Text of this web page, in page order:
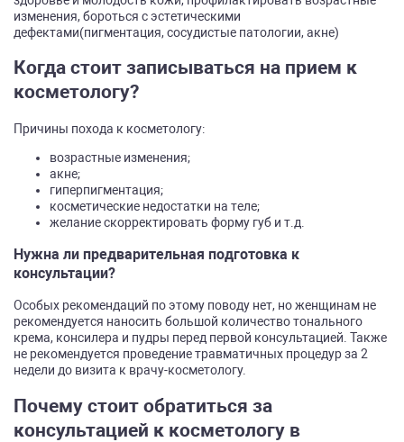
изменения, бороться с эстетическими
дефектами(пигментация, сосудистые патологии, акне)
Когда стоит записываться на прием к
косметологу?
Причины похода к косметологу:
возрастные изменения;
акне;
гиперпигментация;
косметические недостатки на теле;
желание скорректировать форму губ и т.д.
Нужна ли предварительная подготовка к
консультации?
Особых рекомендаций по этому поводу нет, но женщинам не
рекомендуется наносить большой количество тонального
крема, консилера и пудры перед первой консультацией. Также
не рекомендуется проведение травматичных процедур за 2
недели до визита к врачу-косметологу.
Почему стоит обратиться за
консультацией к косметологу в